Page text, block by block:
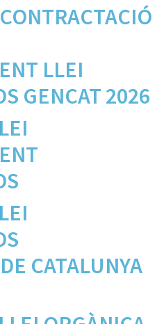
LLEI
GENCAT 2026
CATALUNYA